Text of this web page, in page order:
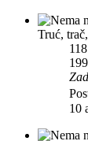
Truć,
118
10